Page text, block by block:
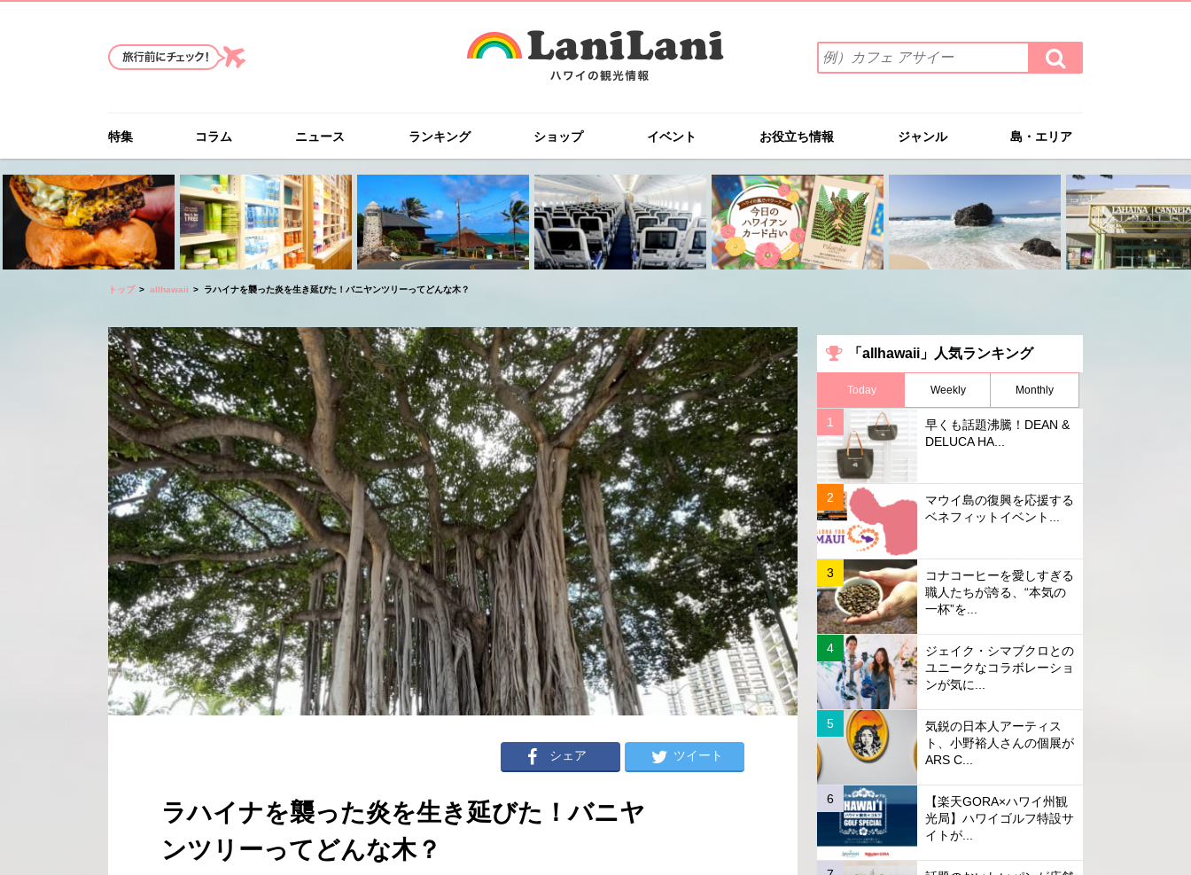
索
ワ
を
入
力
(例）
カ
フ
ェ
イ
ー
検
索
す
特集 コラム ニュース ランキング ショップ イベント お役立ち情報 ジャンル 島・エリア
トップ allhawaii ラハイナを襲った炎を生き延びた！バニヤンツリーってどんな木？
シェア ツイート
ラハイナを襲った炎を生き延びた！バニヤ
ンツリーってどんな木？
「allhawaii」人気ランキング
Today Weekly Monthly
早くも話題沸騰！DEAN &
DELUCA HA...
マウイ島の復興を応援する
ベネフィットイベント...
コナコーヒーを愛しすぎる
職人たちが誇る、“本気の
一杯”を...
ジェイク・シマブクロとの
ユニークなコラボレーショ
ンが気に...
気鋭の日本人アーティス
ト、小野裕人さんの個展が
ARS C...
【楽天GORA×ハワイ州観
光局】ハワイゴルフ特設サ
イトが...